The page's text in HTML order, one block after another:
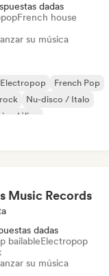
dadas
French house
su música
Electropop
French Pop
Nu-disco / Italo
Music Records
dadas
bailableElectropop
su música